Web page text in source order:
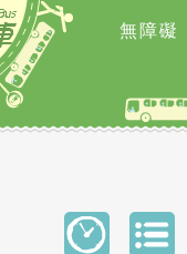
無障礙